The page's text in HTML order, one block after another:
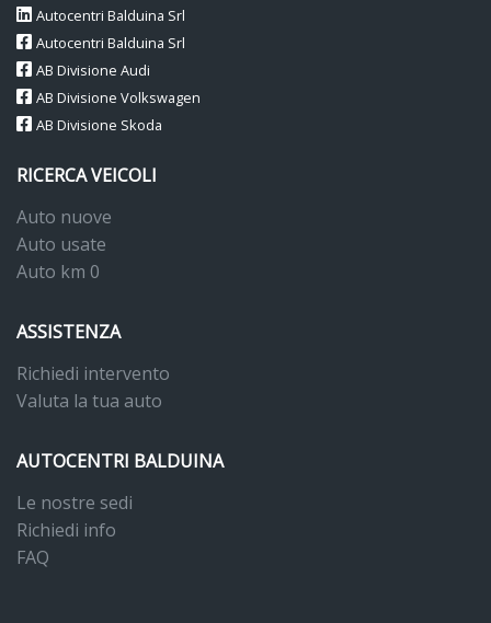
Autocentri Balduina Srl
Autocentri Balduina Srl
AB Divisione Audi
AB Divisione Volkswagen
AB Divisione Skoda
RICERCA VEICOLI
Auto nuove
Auto usate
Auto km 0
ASSISTENZA
Richiedi intervento
Valuta la tua auto
AUTOCENTRI BALDUINA
Le nostre sedi
Richiedi info
FAQ